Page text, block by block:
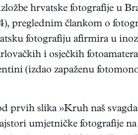
hrvatske fotografije u
preglednim člankom o
fotografiju afirmira u
i osječkih
(izdao zapaženu
prvih slika »Kruh naš
umjetničke fotografije